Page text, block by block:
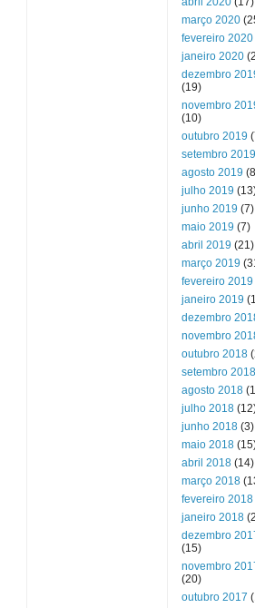
março 2020
fevereiro 2020
janeiro 2020
dezembro
(19)
novembro
(10)
outubro 2019
setembro 2019
agosto 2019
julho 2019
junho 2019 (7)
maio 2019 (7)
abril 2019 (21)
março 2019
fevereiro 2019
janeiro 2019
dezembro
novembro
outubro 2018
setembro 2018
agosto 2018
julho 2018
junho 2018 (3)
maio 2018
abril 2018 (14)
março 2018
fevereiro 2018
janeiro 2018
dezembro
(15)
novembro
(20)
outubro 2017